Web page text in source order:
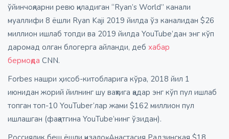
ўйинчоқларни ревю қиладиган “Ryan’s World” канали
муаллифи 8 ёшли Ryan Kaji 2019 йилда ўз каналидан $26
миллион ишлаб топди ва 2019 йилда YouTube’дан энг кўп
даромад олган блогерга айланди, деб хабар
бермоқда CNN.
Forbes нашри ҳисоб-китобларига кўра, 2018 йил 1
июнидан жорий йилнинг шу вақтига қадар энг кўп пул ишлаб
топган топ-10 YouTuber’лар жами $162 миллион пул
ишлашган (фақатгина YouTube’нинг ўзидан).